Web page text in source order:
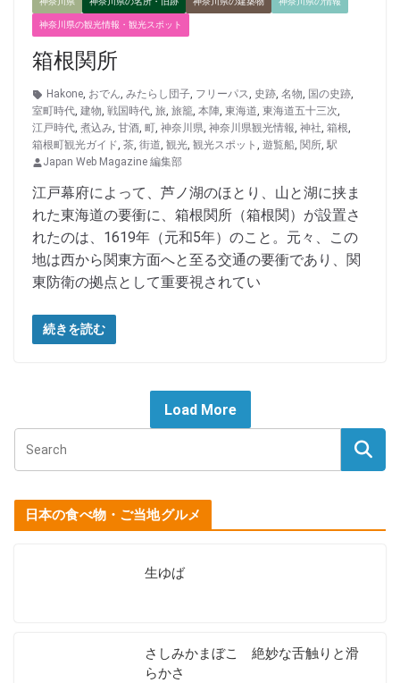
神奈川県の観光情報・観光スポット
箱根関所
Hakone, おでん, みたらし団子, フリーパス, 史跡, 名物, 国の史跡,
室町時代, 建物, 戦国時代, 旅, 旅籠, 本陣, 東海道, 東海道五十三次,
江戸時代, 煮込み, 甘酒, 町, 神奈川県, 神奈川県観光情報, 神社, 箱根,
箱根町観光ガイド, 茶, 街道, 観光, 観光スポット , 遊覧船, 関所, 駅
Japan Web Magazine 編集部
江戸幕府によって、芦ノ湖のほとり、山と湖に挟ま
れた東海道の要衝に、箱根関所（箱根関）が設置さ
れたのは、1619年（元和5年）のこと。元々、この
地は西から関東方面へと至る交通の要衝であり、関
東防衛の拠点として重要視されてい
続きを読む
Load More
日本の食べ物・ご当地グルメ
生ゆば
さしみかまぼこ 絶妙な舌触りと滑
らかさ